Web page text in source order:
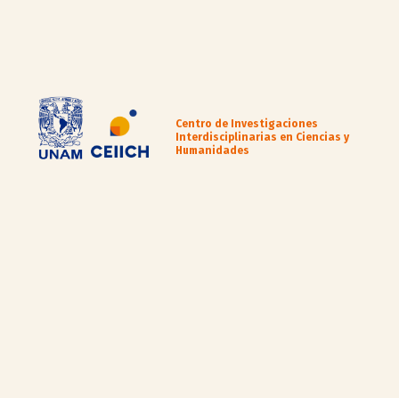
Centro de Investigaciones
Interdisciplinarias en Ciencias y
Humanidades